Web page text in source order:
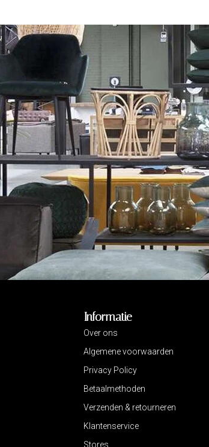
Informatie
Over ons
Algemene voorwaarden
Privacy Policy
Betaalmethoden
Verzenden & retourneren
Klantenservice
Stores